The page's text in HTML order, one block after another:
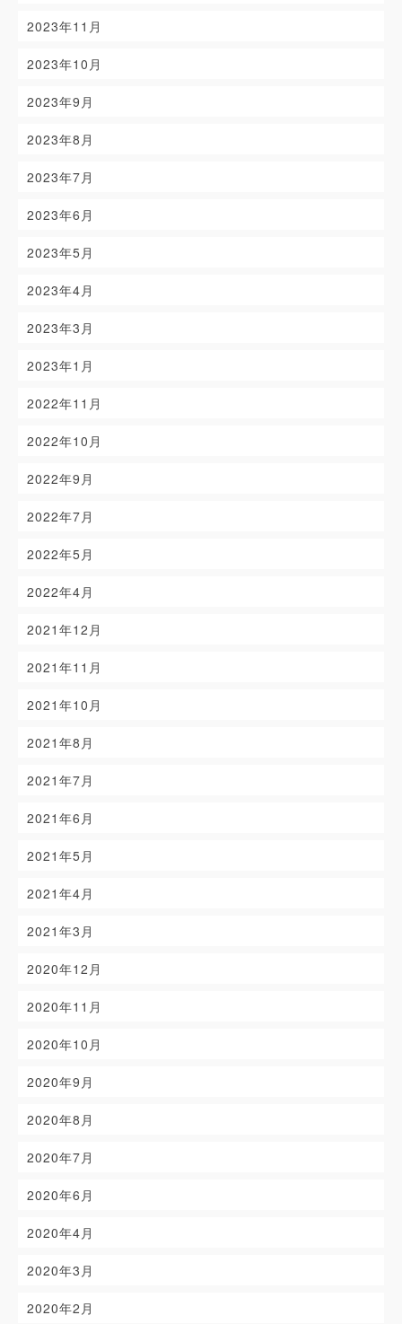
2023年11月
2023年10月
2023年9月
2023年8月
2023年7月
2023年6月
2023年5月
2023年4月
2023年3月
2023年1月
2022年11月
2022年10月
2022年9月
2022年7月
2022年5月
2022年4月
2021年12月
2021年11月
2021年10月
2021年8月
2021年7月
2021年6月
2021年5月
2021年4月
2021年3月
2020年12月
2020年11月
2020年10月
2020年9月
2020年8月
2020年7月
2020年6月
2020年4月
2020年3月
2020年2月